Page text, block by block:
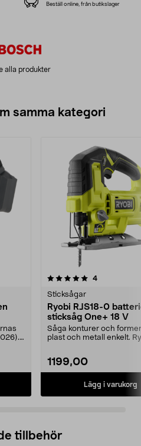
alla produkter
Beställ online, från butikslager
samma kategori
4recensioner
Sticksågar
Ryobi RJS18-0
sticksåg One+ 18 V
Såga konturer och
plast och metall enkelt.
1199,00
Lägg i varukorg
4.0 av 5 stjärnor
tillbehör